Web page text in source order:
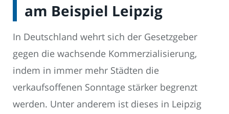
am Beispiel Leipzig
In Deutschland wehrt sich der Gesetzgeber
gegen die wachsende Kommerzialisierung,
indem in immer mehr Städten die
verkaufsoffenen Sonntage stärker begrenzt
werden. Unter anderem ist dieses in Leipzig